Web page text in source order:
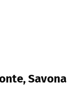
Savona